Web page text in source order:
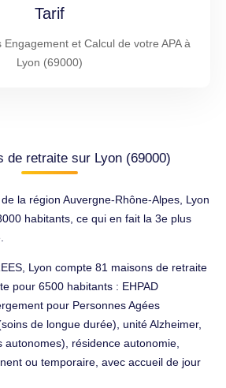
Tarif
Engagement et Calcul de votre APA à
Lyon (69000)
de retraite sur Lyon (69000)
la région Auvergne-Rhône-Alpes, Lyon
habitants, ce qui en fait la 3e plus
Lyon compte 81 maisons de retraite
pour 6500 habitants : EHPAD
pour Personnes Agées
de longue durée), unité Alzheimer,
autonomes), résidence autonomie,
ou temporaire, avec accueil de jour